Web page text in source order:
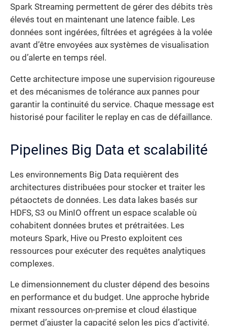
Spark Streaming permettent de gérer des débits très
élevés tout en maintenant une latence faible. Les
données sont ingérées, filtrées et agrégées à la volée
avant d’être envoyées aux systèmes de visualisation
ou d’alerte en temps réel.
Cette architecture impose une supervision rigoureuse
et des mécanismes de tolérance aux pannes pour
garantir la continuité du service. Chaque message est
historisé pour faciliter le replay en cas de défaillance.
Pipelines Big Data et scalabilité
Les environnements Big Data requièrent des
architectures distribuées pour stocker et traiter les
pétaoctets de données. Les data lakes basés sur
HDFS, S3 ou MinIO offrent un espace scalable où
cohabitent données brutes et prétraitées. Les
moteurs Spark, Hive ou Presto exploitent ces
ressources pour exécuter des requêtes analytiques
complexes.
Le dimensionnement du cluster dépend des besoins
en performance et du budget. Une approche hybride
mixant ressources on-premise et cloud élastique
permet d’ajuster la capacité selon les pics d’activité.